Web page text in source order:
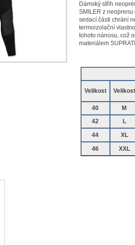
Dámský střih
SMILER z neoprenu
sedací části chrání
termoizolační
tohoto nánosu, což
materiálem
Velikost Velikost
40
M
42
L
44
XL
46
XXL